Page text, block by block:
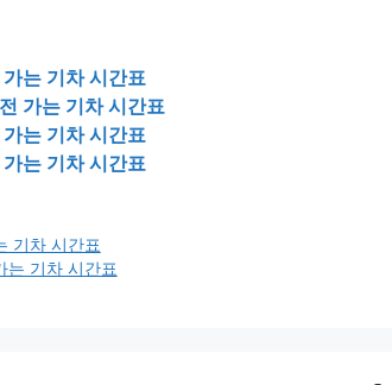
는 기차 시간표
가는 기차 시간표
는 기차 시간표
는 기차 시간표
기차 시간표
는 기차 시간표